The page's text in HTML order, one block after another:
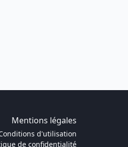
Mentions légales
d'utilisation
de confidentialité